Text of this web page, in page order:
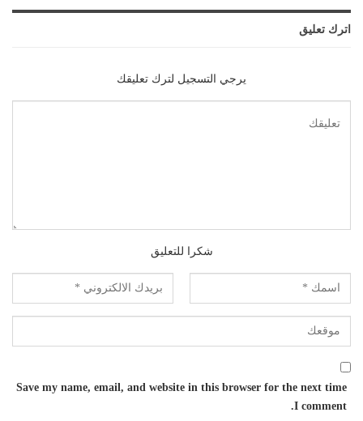
اترك تعليق
يرجي التسجيل لترك تعليقك
شكرا للتعليق
Save my name, email, and website in this browser for the next time
I comment.